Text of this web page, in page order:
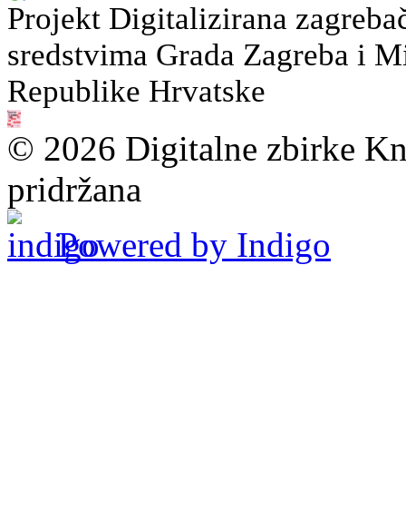
Projekt Digitalizirana
sredstvima Grada Zagreba i
Republike Hrvatske
© 2026 Digitalne zbirke
pridržana
Powered by Indigo